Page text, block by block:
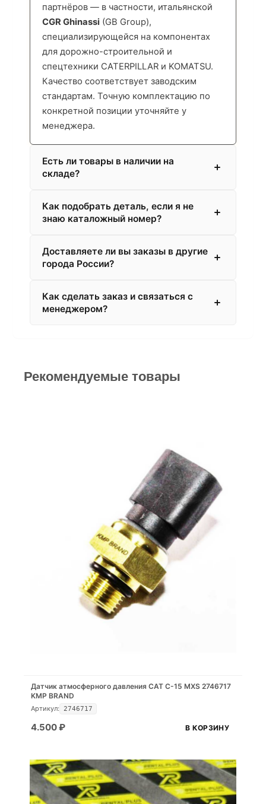
партнёров — в частности, итальянской
CGR Ghinassi (GB Group),
специализирующейся на компонентах
для дорожно-строительной и
спецтехники CATERPILLAR и KOMATSU.
Качество соответствует заводским
стандартам. Точную комплектацию по
конкретной позиции уточняйте у
менеджера.
Есть ли товары в наличии на
складе?
Как подобрать деталь, если я не
знаю каталожный номер?
Доставляете ли вы заказы в другие
города России?
Как сделать заказ и связаться с
менеджером?
Рекомендуемые товары
Датчик атмосферного давления CAT C-15 MXS 2746717
KMP BRAND
Артикул: 2746717
4.500₽ В КОРЗИНУ